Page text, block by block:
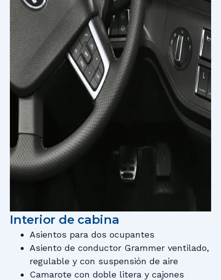
Interior de cabina
Asientos para dos ocupantes
Asiento de conductor Grammer ventilado,
regulable y con suspensión de aire
Camarote con doble litera y cajones